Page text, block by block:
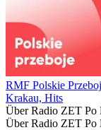
RMF Polskie
Krakau, Hits
Über Radio ZET Po
Über Radio ZET Po